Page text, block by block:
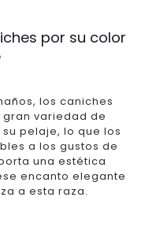
por su color
los caniches
variedad de
pelaje, lo que los
a los gustos de
una estética
encanto elegante
a esta raza.